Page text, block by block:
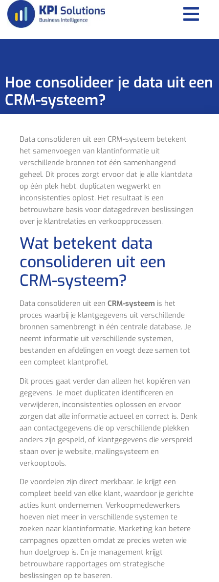
Hoe consolideer je data uit een
CRM-systeem?
Data consolideren uit een CRM-systeem betekent
het samenvoegen van klantinformatie uit
verschillende bronnen tot één samenhangend
geheel. Dit proces zorgt ervoor dat je alle klantdata
op één plek hebt, duplicaten wegwerkt en
inconsistenties oplost. Het resultaat is een
betrouwbare basis voor datagedreven beslissingen
over je klantrelaties en verkoopprocessen.
Wat betekent data
consolideren uit een
CRM-systeem?
Data consolideren uit een CRM-systeem is het
proces waarbij je klantgegevens uit verschillende
bronnen samenbrengt in één centrale database. Je
neemt informatie uit verschillende systemen,
bestanden en afdelingen en voegt deze samen tot
een compleet klantprofiel.
Dit proces gaat verder dan alleen het kopiëren van
gegevens. Je moet duplicaten identificeren en
verwijderen, inconsistenties oplossen en ervoor
zorgen dat alle informatie actueel en correct is. Denk
aan contactgegevens die op verschillende plekken
anders zijn gespeld, of klantgegevens die verspreid
staan over je website, mailingsysteem en
verkooptools.
De voordelen zijn direct merkbaar. Je krijgt een
compleet beeld van elke klant, waardoor je gerichte
acties kunt ondernemen. Verkoopmedewerkers
hoeven niet meer in verschillende systemen te
zoeken naar klantinformatie. Marketing kan betere
campagnes opzetten omdat ze precies weten wie
hun doelgroep is. En je management krijgt
betrouwbare rapportages om strategische
beslissingen op te baseren.